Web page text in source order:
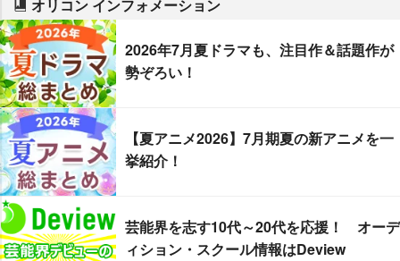
オリコン インフォメーション
2026年7月夏ドラマも、注目作＆話題作が
勢ぞろい！
【夏アニメ2026】7月期夏の新アニメを一
挙紹介！
芸能界を志す10代～20代を応援！ オーデ
ィション・スクール情報はDeview